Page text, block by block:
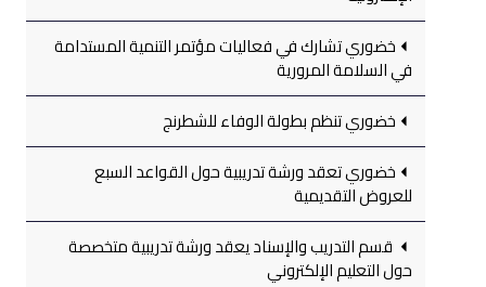
خضوري تشارك في فعاليات مؤتمر التنمية المستدامة
في السلامة المرورية
خضوري تنظم بطولة الوفاء للشطرنج
خضوري تعقد ورشة تدريبية حول القواعد السبع
للعروض التقديمية
قسم التدريب والإسناد يعقد ورشة تدريبية متخصصة
حول التعليم الإلكتروني